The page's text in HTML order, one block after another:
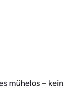
mühelos – kein